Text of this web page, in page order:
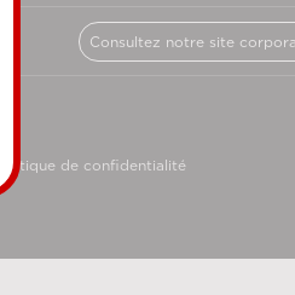
Consultez notre site
Politique de confidentialité